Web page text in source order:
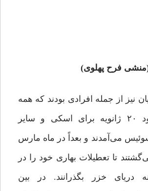
فرح پهلوی)
نیز از جمله افرادی بودند که همه
ساله از حدود ۲۰ ژانویه برای اسکی و سایر
می‌آمدند و بعداً در ماه مارس
تا تعطیلات بهاری خود را در
دریای خزر بگذرانند. در بین